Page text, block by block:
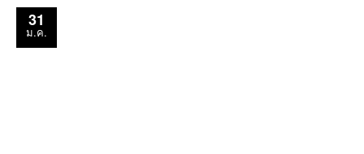
31
ม.ค.